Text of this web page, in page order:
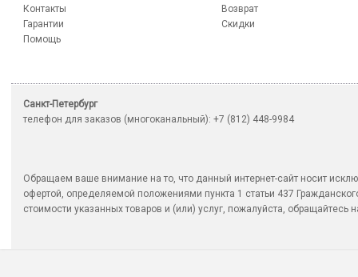
Контакты
Гарантии
Помощь
Возврат
Скидки
Санкт-Петербург
телефон для заказов (многоканальный): +7 (812) 448-9984
Обращаем ваше внимание на то, что данный интернет-сайт носит
офертой, определяемой положениями пункта 1 статьи 437
стоимости указанных товаров и (или) услуг, пожалуйста, обращайтесь